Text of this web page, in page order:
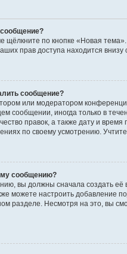
щёлкните по кнопке «Новая
прав доступа находится
сообщение?
или модератором
сообщении, иногда только в
правок, а также дату и
по своему усмотрению.
сообщению?
вы должны сначала создать
можете настроить добавление
разделе. Несмотря на это, вы